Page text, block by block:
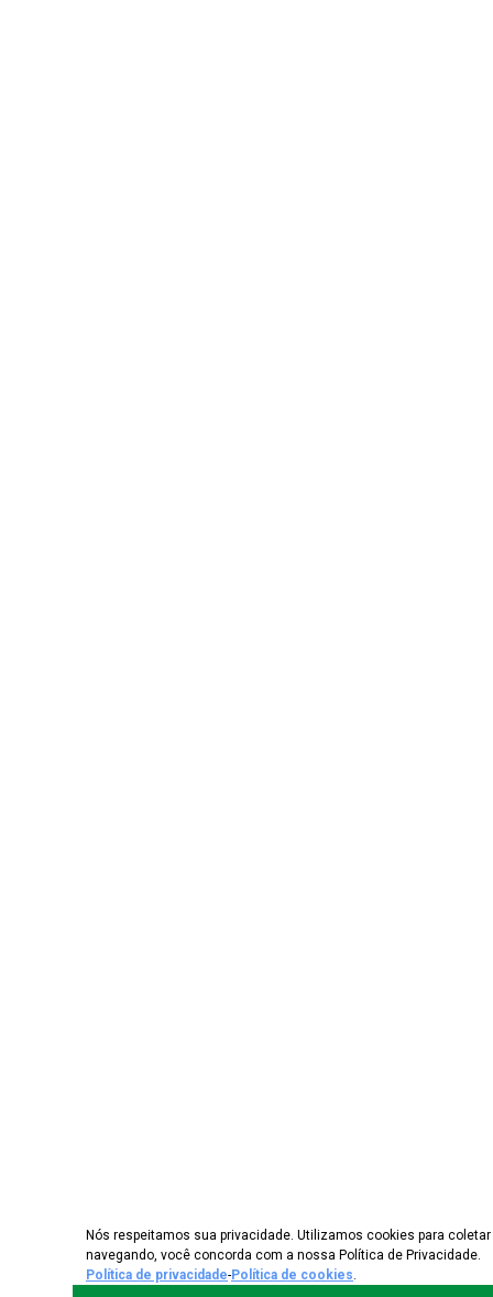
Nós respeitamos sua privacidade. Utilizamos cookies para
navegando, você concorda com a nossa Política de Privacidade.
Política de privacidade-Política de cookies.